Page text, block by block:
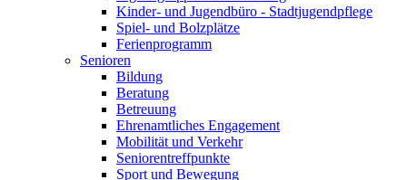
Kinder- und Jugendbüro - Stadtjugendpflege
Spiel- und Bolzplätze
Ferienprogramm
Senioren
Bildung
Beratung
Betreuung
Ehrenamtliches Engagement
Mobilität und Verkehr
Seniorentreffpunkte
Sport und Bewegung